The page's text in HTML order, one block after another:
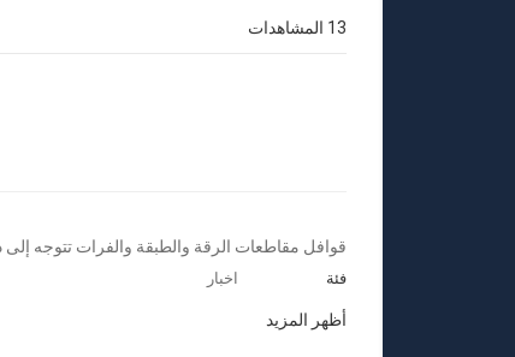
13 المشاهدات
⁣قوافل مقاطعات الرقة والطبقة والفرات تتوجه إلى
فئة اخبار
أظهر المزيد